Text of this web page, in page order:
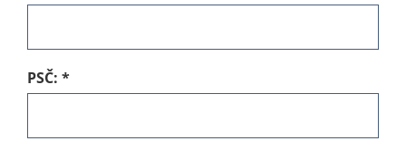
PSČ: *